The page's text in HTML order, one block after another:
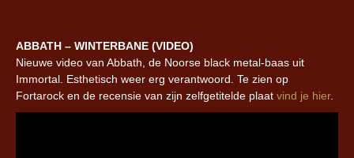
ABBATH – WINTERBANE (VIDEO)
Nieuwe video van Abbath, de Noorse black metal-baas uit
Immortal. Esthetisch weer erg verantwoord. Te zien op
Fortarock en de recensie van zijn zelfgetitelde plaat vind je hier.